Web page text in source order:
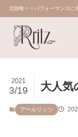
北陸唯一！パフォーマンスに
大人
2021
3/19
アールリッツ